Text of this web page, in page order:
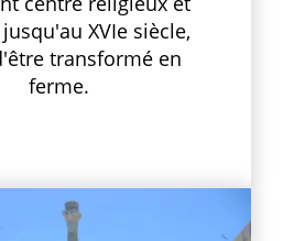
XVIe siècle,
transformé en
ferme.